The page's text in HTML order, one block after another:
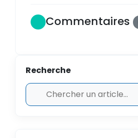
Commentaires
Recherche